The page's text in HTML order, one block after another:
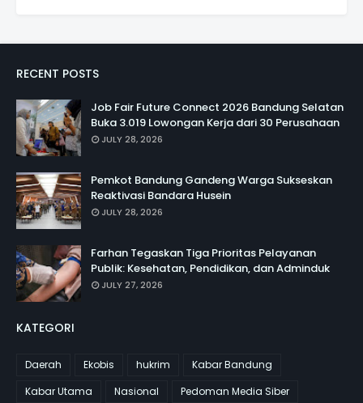
RECENT POSTS
Job Fair Future Connect 2026 Bandung Selatan
Buka 3.019 Lowongan Kerja dari 30 Perusahaan
JULY 28, 2026
Pemkot Bandung Gandeng Warga Sukseskan
Reaktivasi Bandara Husein
JULY 28, 2026
Farhan Tegaskan Tiga Prioritas Pelayanan
Publik: Kesehatan, Pendidikan, dan Adminduk
JULY 27, 2026
KATEGORI
Daerah Ekobis hukrim
Kabar Bandung
Kabar Utama
Nasional
Pedoman Media Siber